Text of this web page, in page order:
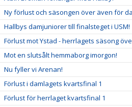
Ny förlust och säsongen över även för
Hallbys damjuniorer till finalsteget i USM!
Förlust mot Ystad - herrlagets säsong
Mot en slutsålt hemmaborg imorgon!
Nu fyller vi Arenan!
Förlust i damlagets kvartsfinal 1
Förlust för herrlaget kvartsfinal 1